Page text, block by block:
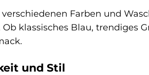
verschiedenen Farben und
klassisches Blau, trendiges
und Stil